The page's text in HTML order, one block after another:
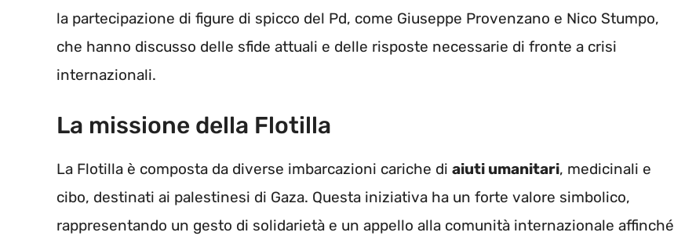
la partecipazione di figure di spicco del Pd, come Giuseppe Provenzano e Nico Stumpo,
che hanno discusso delle sfide attuali e delle risposte necessarie di fronte a crisi
internazionali.
La missione della Flotilla
La Flotilla è composta da diverse imbarcazioni cariche di aiuti umanitari, medicinali e
cibo, destinati ai palestinesi di Gaza. Questa iniziativa ha un forte valore simbolico,
rappresentando un gesto di solidarietà e un appello alla comunità internazionale affinché